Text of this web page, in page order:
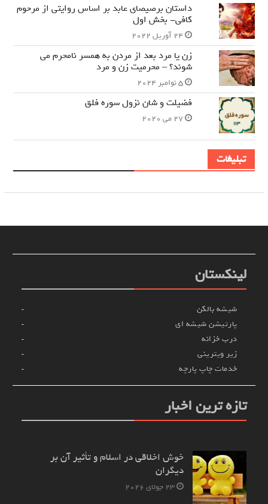
داستان برصیصای عابد بر اساس روایتی از مرحوم
کافی- بخش اول
24 آوریل 2022
زن یا مرد بعد از مردن به همسر نامحرم می
شوند؟ – محرمیت زن و مرد
5 نوامبر 2024
فضیلت و شان نزول سوره فلق
27 می 2020
تبلیغات
لینکستان
شیشه بالکن
پارتیشن شیشه ای
درب خزانه
زیر ویترینی
خدمات چاپ پارچه
تازه ترین اخبار
خوش اخلاقی در اسلام و تأثیر آن بر
دیگران
23 جولای 2026